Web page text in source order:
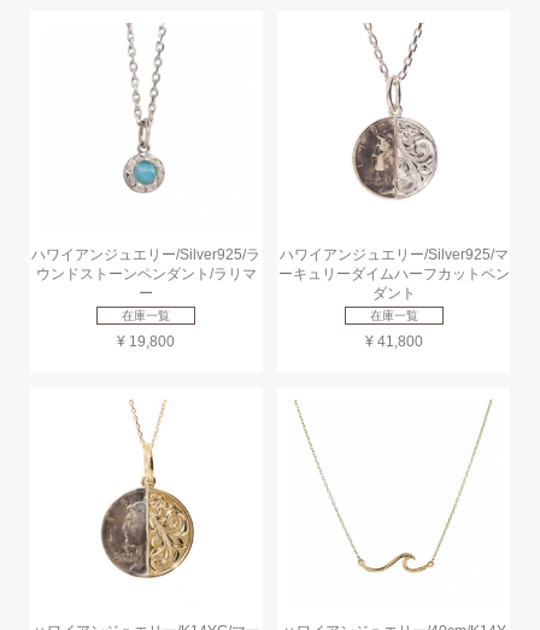
ハワイアンジュエリー/Silver925/ラ
ウンドストーンペンダント/ラリマ
ー
在庫一覧
¥ 19,800
ハワイアンジュエリー/Silver925/マ
ーキュリーダイムハーフカットペン
ダント
在庫一覧
¥ 41,800